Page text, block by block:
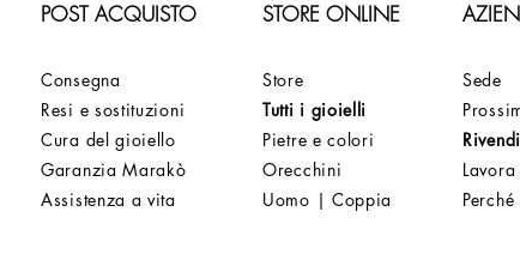
POST ACQUISTO STORE ONLINE
Consegna
Resi e sostituzioni
Cura del gioiello
Garanzia Marakò
Assistenza a vita
Store
Tutti i gioielli
Pietre e colori
Orecchini
Uomo | Coppia
Sede